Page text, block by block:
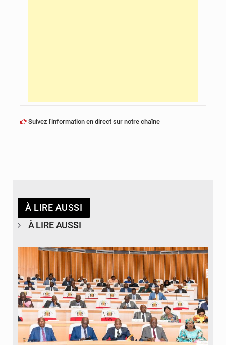
Suivez l'information en direct sur notre chaîne
À LIRE AUSSI
À LIRE AUSSI